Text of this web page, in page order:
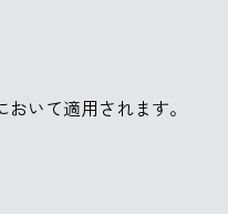
いて適用されます。